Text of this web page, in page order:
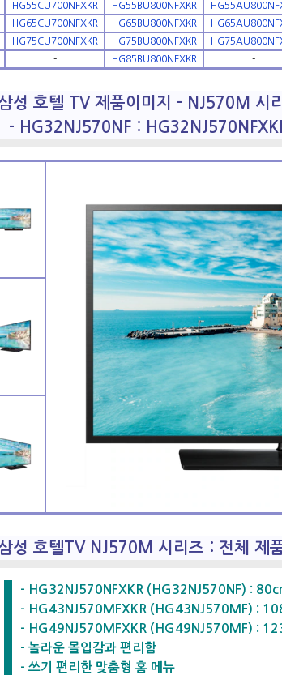
HG55CU700NFXKR
HG55BU800NFXKR
HG65CU700NFXKR
HG65BU800NFXKR
HG75CU700NFXKR
HG75BU800NFXKR
-
HG85BU800NFXKR -
성 호텔 TV 제품이미지 - NJ570M 시
HG32NJ570NF :
성 호텔TV NJ570M 시리즈 : 전체 제
- HG32NJ570NFXKR (HG32NJ570NF) :
- HG43NJ570MFXKR (HG43NJ570MF) :
- HG49NJ570MFXKR (HG49NJ570MF) :
- 놀라운 몰입감과 편리함
- 쓰기 편리한 맞춤형 홈 메뉴